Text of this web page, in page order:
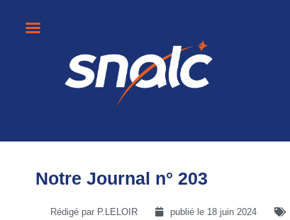
Notre Journal n° 203
Rédigé par P.LELOIR publié le 18 juin 2024